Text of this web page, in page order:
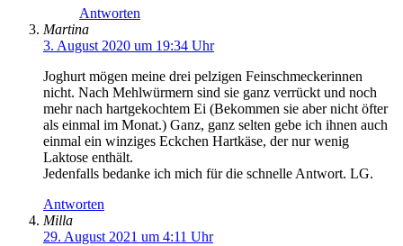
Antworten
Martina
3. August 2020 um 19:34 Uhr
Joghurt mögen meine drei pelzigen Feinschmeckerinnen
nicht. Nach Mehlwürmern sind sie ganz verrückt und noch
mehr nach hartgekochtem Ei (Bekommen sie aber nicht öfter
als einmal im Monat.) Ganz, ganz selten gebe ich ihnen auch
einmal ein winziges Eckchen Hartkäse, der nur wenig
Laktose enthält.
Jedenfalls bedanke ich mich für die schnelle Antwort. LG.
Antworten
Milla
29. August 2021 um 4:11 Uhr